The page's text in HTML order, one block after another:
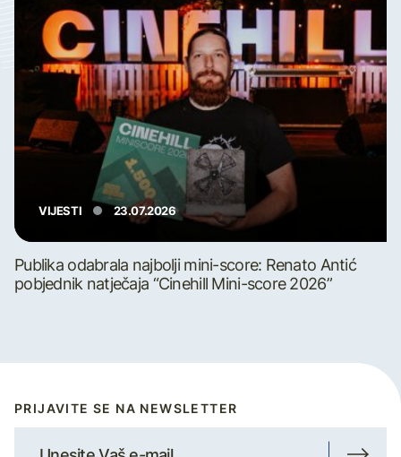
VIJESTI 23.07.2026
Publika odabrala najbolji mini-score: Renato Antić
pobjednik natječaja “Cinehill Mini-score 2026”
PRIJAVITE SE NA NEWSLETTER